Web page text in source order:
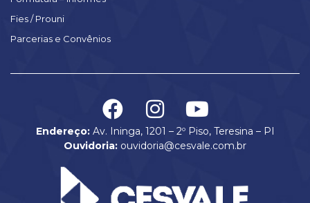
Fies / Prouni
Parcerias e Convênios
Endereço:Av. Ininga, 1201 – 2º Piso, Teresina – PI
Ouvidoria: ouvidoria@cesvale.com.br